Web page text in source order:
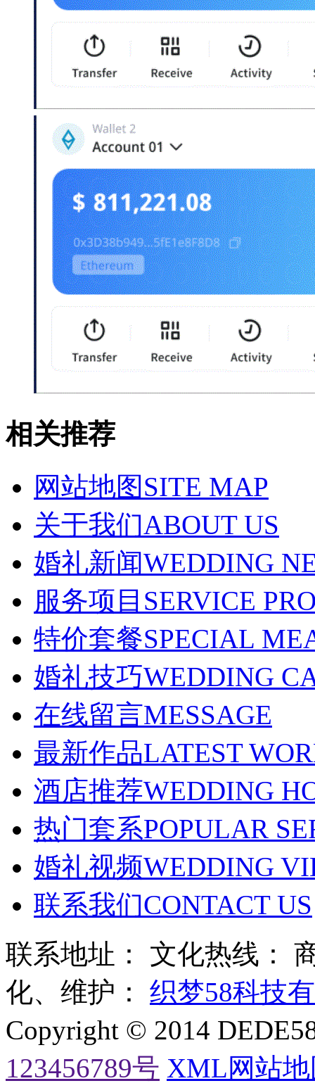
相关推荐
网站地图SITE MAP
关于我们ABOUT US
婚礼新闻WEDDING
服务项目 SERVICE
特价套餐SPECIAL
婚礼技巧WEDDING
在线留言MESSAGE
最新作品LATEST
酒店推荐WEDDING
热门套系POPULAR
婚礼视频WEDDING
联系我们CONTACT US
联系地址： 文化热线：
化、维护： 织梦58科技
Copyright © 2014
123456789号 XML网站